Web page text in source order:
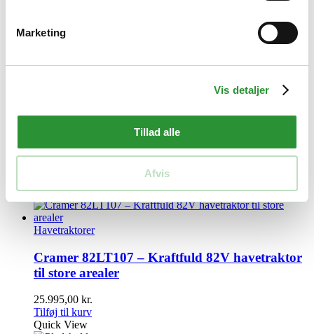
Marketing
Vis detaljer
Tillad alle
Afvis
Vægt 1 kg
Relaterede produkter
Ladere
Quick View
Havetraktorer
Cramer 82LT107 – Kraftfuld 82V havetraktor
til store arealer
25.995,00 kr.
Tilføj til kurv
Quick View